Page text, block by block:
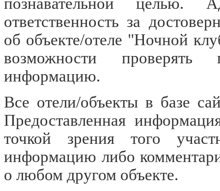
ответственность за
об объекте/отеле "Ночной
возможности проверять
информацию.
Все отели/объекты в базе
Предоставленная
точкой зрения того
информацию либо
о любом другом объекте.